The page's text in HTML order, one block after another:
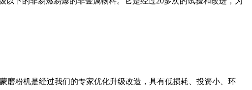
磨粉机是经过我们的专家优化升级改造，具有低损耗、投资小、环